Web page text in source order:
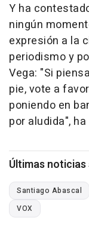
Y ha
ningún
expresión a la
periodismo y
Vega: "Si
pie, vote a
poniendo en
por aludida",
Últimas
Santiago Abascal
VOX